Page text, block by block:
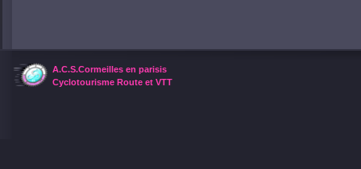
A.C.S.Cormeilles en parisis
Cyclotourisme Route et VTT